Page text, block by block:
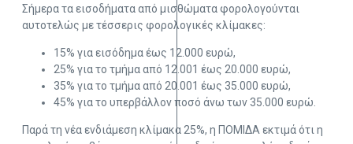
Σήμερα τα εισοδήματα από μισθώματα φορολογούνται
αυτοτελώς με τέσσερις φορολογικές κλίμακες:
15% για εισόδημα έως 12.000 ευρώ,
25% για το τμήμα από 12.001 έως 20.000 ευρώ,
35% για το τμήμα από 20.001 έως 35.000 ευρώ,
45% για το υπερβάλλον ποσό άνω των 35.000 ευρώ.
Παρά τη νέα ενδιάμεση κλίμακα 25%, η ΠΟΜΙΔΑ εκτιμά ότι η